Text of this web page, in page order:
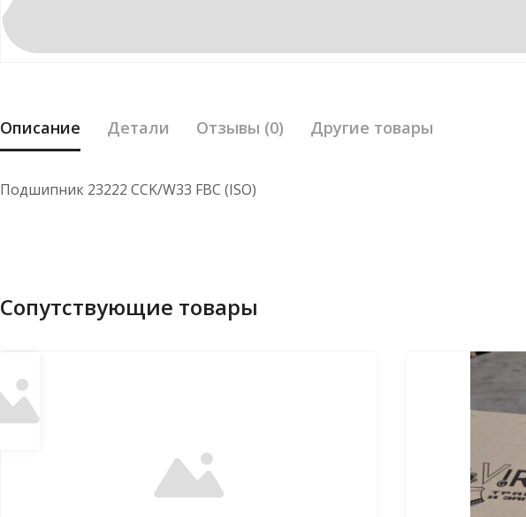
Описание Детали Отзывы (0) Другие товары
Подшипник 23222 CCK/W33 FBC (ISO)
Сопутствующие товары